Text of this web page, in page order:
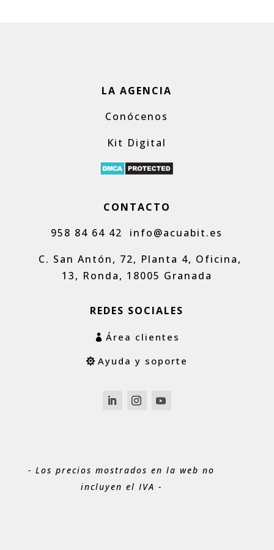
LA AGENCIA
Conócenos
Kit Digital
CONTACTO
958 84 64 42 info@acuabit.es
C. San Antón, 72, Planta 4, Oficina,
13, Ronda, 18005 Granada
REDES SOCIALES
Área clientes
Ayuda y soporte
- Los precios mostrados en la web no
incluyen el IVA -